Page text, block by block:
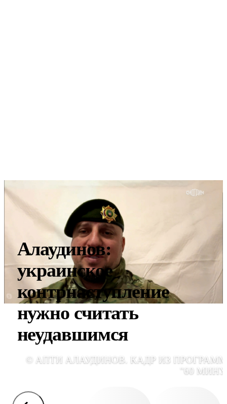
Алаудинов:
украинское
контрнаступление
нужно считать
неудавшимся
© АПТИ АЛАУДИНОВ. КАДР ИЗ
"60